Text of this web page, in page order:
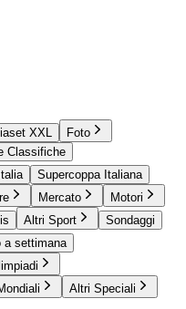
XXL
Foto
Classifiche
Supercoppa Italiana
Mercato
Motori
Altri Sport
Sondaggi
a settimana
Altri Speciali